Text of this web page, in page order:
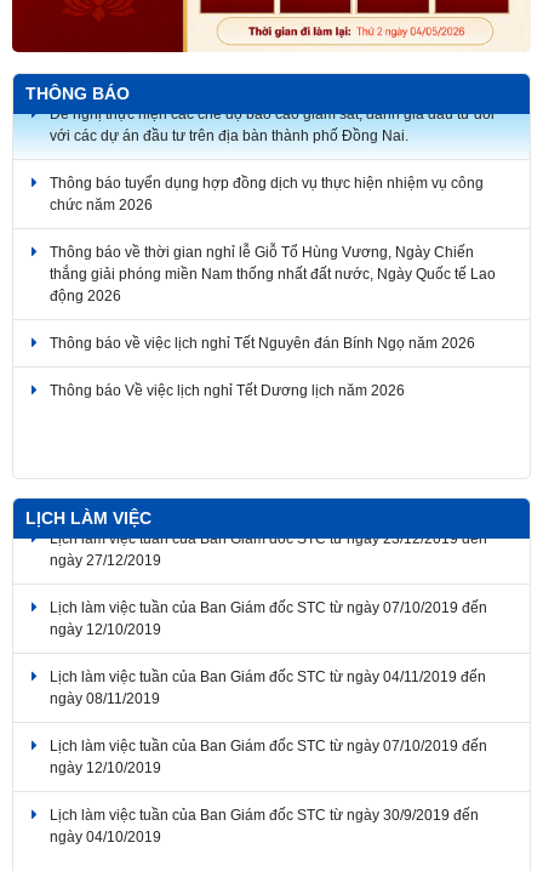
THÔNG BÁO
Đề nghị thực hiện các chế độ báo cáo giám sát, đánh giá đầu tư đối
với các dự án đầu tư trên địa bàn thành phố Đồng Nai.
chức năm 2026
Thông báo về thời gian nghỉ lễ Giỗ Tổ Hùng Vương, Ngày Chiến
thắng giải phóng miền Nam thống nhất đất nước, Ngày Quốc tế Lao
động 2026
LỊCH LÀM VIỆC
Lịch làm việc tuần của Ban Giám đốc STC từ ngày 23/12/2019 đến
ngày 27/12/2019
ngày 12/10/2019
ngày 08/11/2019
ngày 12/10/2019
ngày 04/10/2019